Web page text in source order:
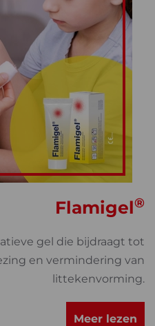
Flamigel®
gel die bijdraagt tot
en vermindering van
littekenvorming.
Meer lezen